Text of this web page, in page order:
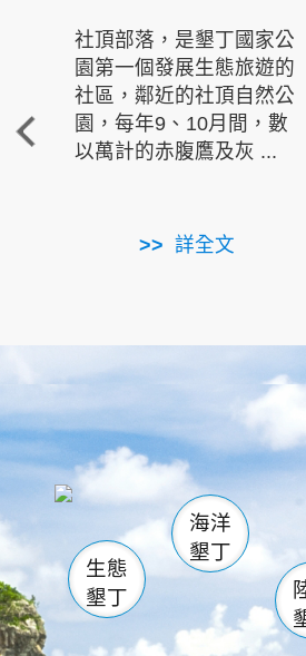
社頂部落，是墾丁國家公
園第一個發展生態旅遊的
社區，鄰近的社頂自然公
園，每年9、10月間，數
以萬計的赤腹鷹及灰 ...
詳全文
龜山 海生館
恆春
龍鑾潭自
瓊麻館
關山
白砂
生態
墾丁
海洋
墾丁